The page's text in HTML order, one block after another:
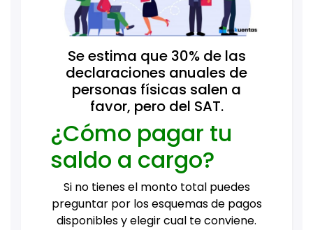
Se estima que 30% de las
declaraciones anuales de
personas físicas salen a
favor, pero del SAT.
¿Cómo pagar tu
saldo a cargo?
Si no tienes el monto total puedes
preguntar por los esquemas de pagos
disponibles y elegir cual te conviene.